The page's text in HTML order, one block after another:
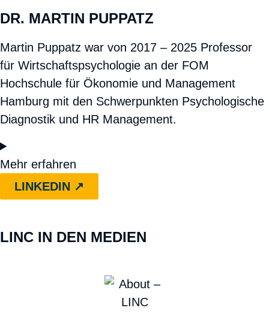
DR. MARTIN PUPPATZ
Martin Puppatz war von 2017 – 2025 Professor
für Wirtschaftspsychologie an der FOM
Hochschule für Ökonomie und Management
Hamburg mit den Schwerpunkten Psychologische
Diagnostik und HR Management.
Mehr erfahren
LINKEDIN ↗︎
LINC IN DEN MEDIEN